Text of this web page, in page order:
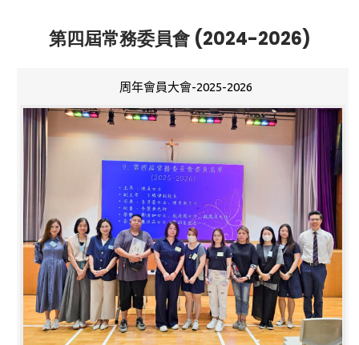
第四屆常務委員會 (2024-2026)
周年會員大會-2025-2026